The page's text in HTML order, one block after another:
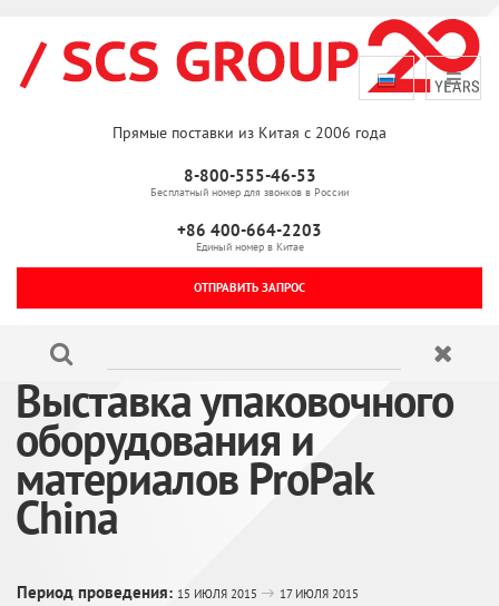
Прямые поставки из Китая с 2006 года
8-800-555-46-53
Бесплатный номер для звонков в России
+86 400-664-2203
Единый номер в Китае
ОТПРАВИТЬ ЗАПРОС
Выставка упаковочного
оборудования и
материалов ProPak
China
Период проведения: 15 ИЮЛЯ 2015 17 ИЮЛЯ 2015